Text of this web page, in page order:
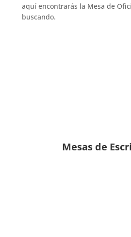
aquí encontrarás la Mesa de
buscando.
Mesas de